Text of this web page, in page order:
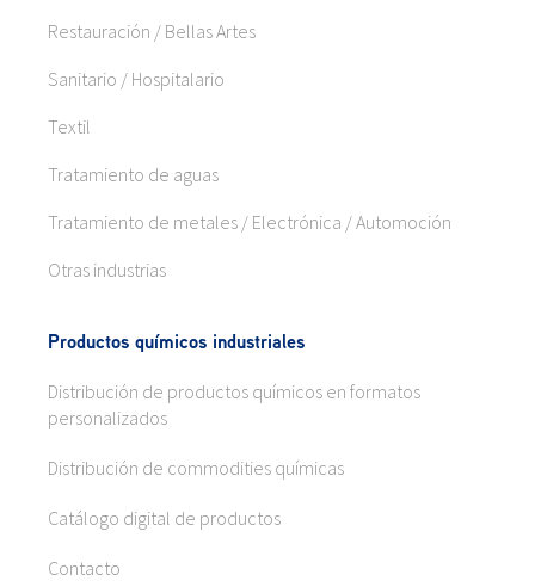
Restauración / Bellas Artes
Sanitario / Hospitalario
Textil
Tratamiento de aguas
Tratamiento de metales / Electrónica / Automoción
Otras industrias
Productos químicos industriales
Distribución de productos químicos en formatos
personalizados
Distribución de commodities químicas
Catálogo digital de productos
Contacto